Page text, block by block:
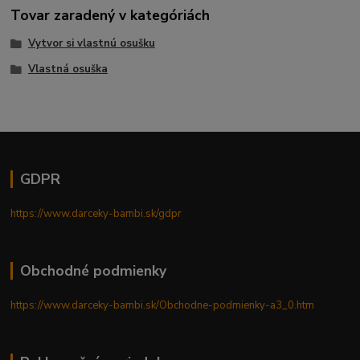
Tovar zaradený v kategóriách
Vytvor si vlastnú osušku
Vlastná osuška
GDPR
https://www.darceky-bambi.sk/gdpr
Obchodné podmienky
https://www.darceky-bambi.sk/Obchodne-podmienky-a3_0.htm